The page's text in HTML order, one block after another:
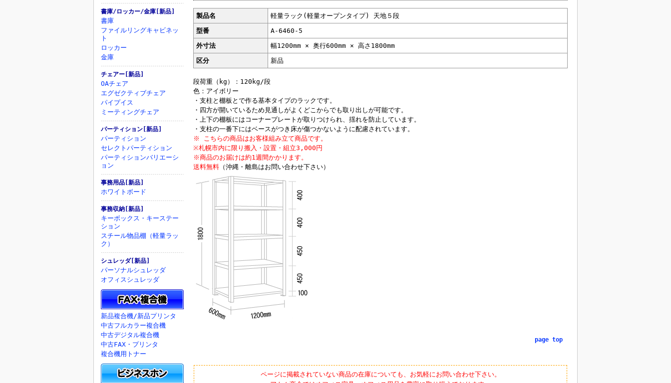
書庫/ロッカー/金庫[新品]
書庫
ファイルリングキャビネッ
ト
ロッカー
金庫
チェアー[新品]
OAチェア
エグゼクティブチェア
パイプイス
ミーティングチェア
パーティション[新品]
パーティション
セレクトパーティション
パーティションバリエーシ
ョン
事務用品[新品]
ホワイトボード
事務収納[新品]
キーボックス・キーステー
ション
スチール物品棚（軽量ラッ
ク）
シュレッダ[新品]
パーソナルシュレッダ
オフィスシュレッダ
新品複合機/新品プリンタ
中古フルカラー複合機
中古デジタル複合機
中古FAX・プリンタ
複合機用トナー
製品名
軽量ラック(軽量オープンタイプ) 天地５段
型番
A-6460-5
外寸法
幅1200mm × 奥行600mm × 高さ1800mm
区分
新品
段荷重（kg）：120kg/段
色：アイボリー
・支柱と棚板とで作る基本タイプのラックです。
・四方が開いているため見通しがよくどこからでも取り出しが可能です。
・上下の棚板にはコーナープレートが取りつけられ、揺れを防止しています。
・支柱の一番下にはベースがつき床が傷つかないように配慮されています。
※ こちらの商品はお客様組み立て商品です。
※札幌市内に限り搬入・設置・組立3,000円
※商品のお届けは約1週間かかります。
送料無料 （沖縄・離島はお問い合わせ下さい）
page top
ページに掲載されていない商品の在庫についても、お気軽にお問い合わせ下さい。